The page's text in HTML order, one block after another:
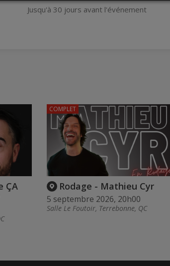
Jusqu'à 30 jours avant l'événement
ÇA
Rodage - Mathieu Cyr
5 septembre 2026, 20h00
Salle Le Foutoir, Terrebonne, QC
COMPLET